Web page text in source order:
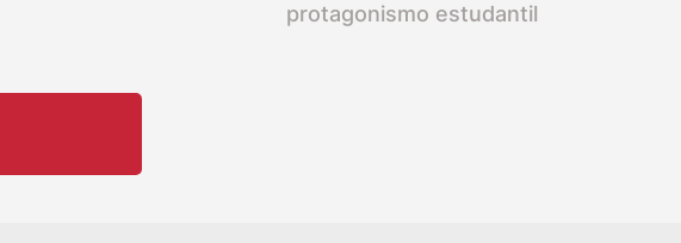
protagonismo estudantil